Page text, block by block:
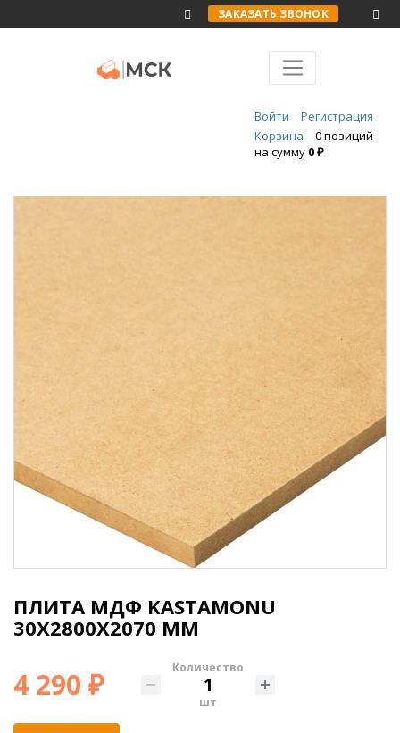
ЗАКАЗАТЬ ЗВОНОК
Войти
Регистрация
Корзина
0 позиций
на сумму 0 ₽
ПЛИТА МДФ KASTAMONU
30X2800X2070 ММ
4 290 ₽ Количество
шт